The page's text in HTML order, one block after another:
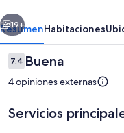
Siguiente
19+
ResumenHabitaciones
Opiniones
7.47.4 de 10,
Buena
4 opiniones externas
Servicios